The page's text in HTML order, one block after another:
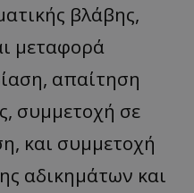
βλάβης,
μεταφορά
απαίτηση
συμμετοχή σε
και συμμετοχή
αδικημάτων και